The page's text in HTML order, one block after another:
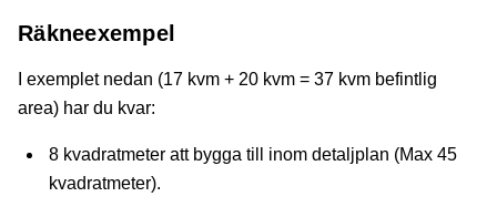
Räkneexempel
I exemplet nedan (17 kvm + 20 kvm = 37 kvm befintlig
area) har du kvar:
8 kvadratmeter att bygga till inom detaljplan (Max 45
kvadratmeter).